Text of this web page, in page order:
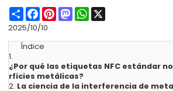
ShareFacebook
PinterestMastodonWhatsApp
2025/10/10
Índice
1.
¿Por qué las etiquetas NFC estándar
rficies metálicas?
2. La ciencia de la interferencia de